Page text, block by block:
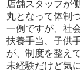
・扶養手当（奥
・子供手当（お
・特別手当
・役職手当
・大入り袋（業
・交通費3万円ま
店舗スタッフが
丸となって体制
一例ですが、社
扶養手当、子供
が、制度を整え
未経験だけど気